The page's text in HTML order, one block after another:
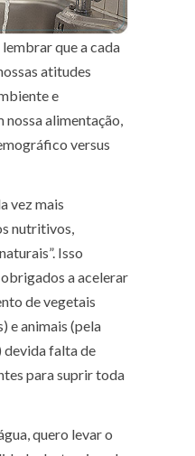
que a cada
atitudes
e
nossa alimentação,
versus
vez mais
nutritivos,
Isso
a acelerar
de vegetais
e animais (pela
devida falta de
para suprir toda
quero levar o